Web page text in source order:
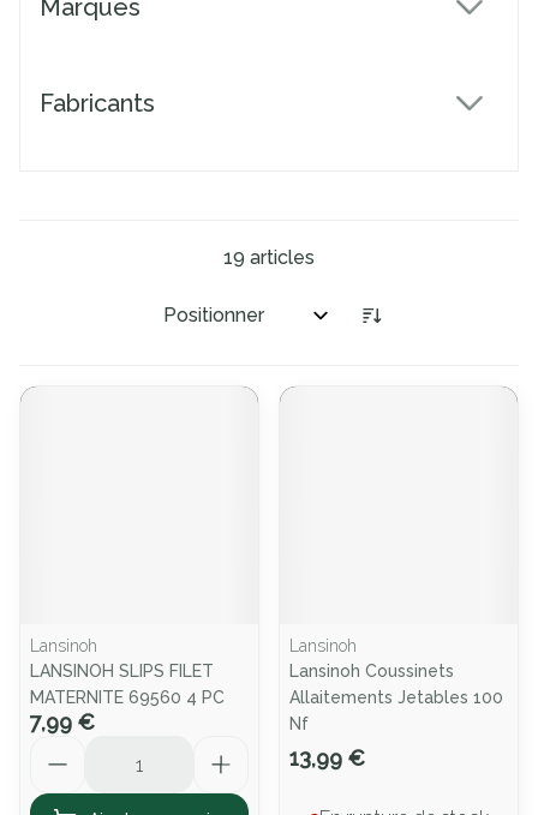
Marques
Fabricants
19 articles
Trier par:
Lansinoh
LANSINOH SLIPS FILET
MATERNITE 69560 4 PC
7,99 €
Lansinoh
Lansinoh Coussinets
Allaitements Jetables 100
Nf
13,99 €